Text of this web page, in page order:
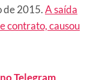
de 2015.A saída
contrato, causou
Telegram